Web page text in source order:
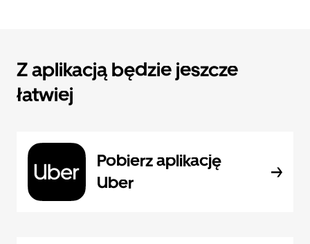
Z aplikacją będzie jeszcze
łatwiej
Pobierz aplikację
Uber